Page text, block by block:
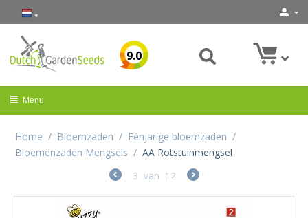
9.0
Menu
Home / Bloemzaden / Eénjarige bloemzaden /
Bloemenzaden Mengsels / AA Rotstuinmengsel
3 van 12